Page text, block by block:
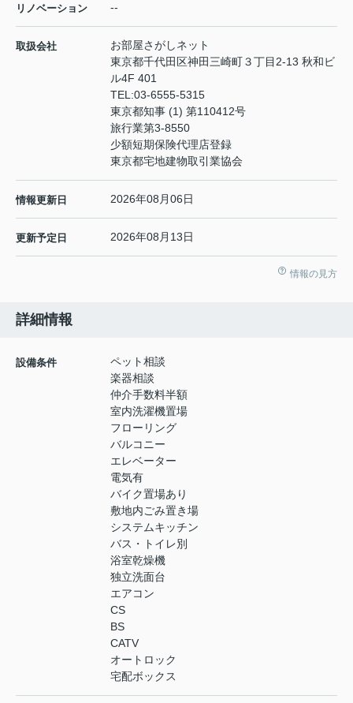
リノベーション --
取扱会社
お部屋さがしネット
東京都千代田区神田三崎町３丁目2-13 秋和ビ
ル4F 401
TEL:03-6555-5315
東京都知事 (1) 第110412号
旅行業第3-8550
少額短期保険代理店登録
東京都宅地建物取引業協会
情報更新日 2026年08月06日
更新予定日 2026年08月13日
情報の見方
詳細情報
設備条件
ペット相談
楽器相談
仲介手数料半額
室内洗濯機置場
フローリング
バルコニー
エレベーター
電気有
バイク置場あり
敷地内ごみ置き場
システムキッチン
バス・トイレ別
浴室乾燥機
独立洗面台
エアコン
CS
BS
CATV
オートロック
宅配ボックス